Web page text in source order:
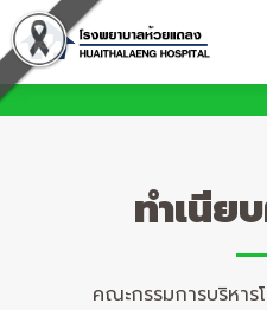
ทำเนีย
คณะกรรมการบริหา